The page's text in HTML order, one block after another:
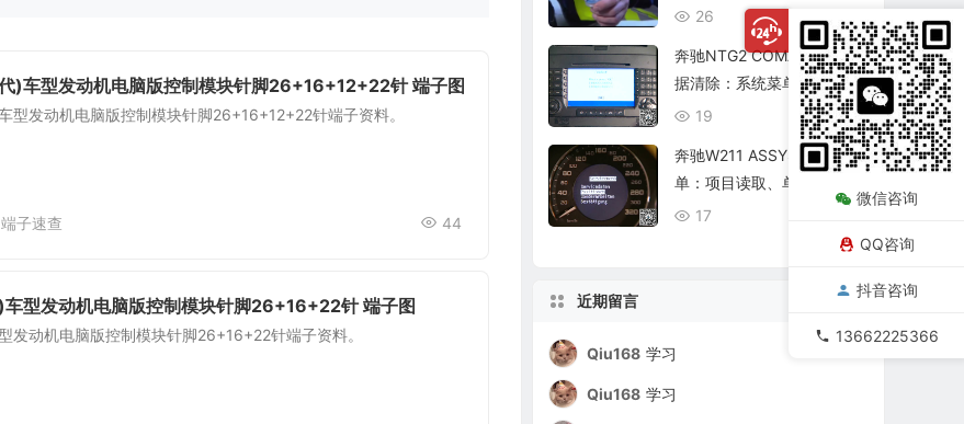
)车型发动机电脑版控制模块针脚26+16+12+22针 端子图
型发动机电脑版控制模块针脚26+16+12+22针端子资料。
44
端子速查
型发动机电脑版控制模块针脚26+16+22针 端子图
发动机电脑版控制模块针脚26+16+22针端子资料。
复查
08/06
26
奔驰NTG2 COMAND个人数
据清除：系统菜单、恢复出
厂与结果确认
08/06
19
奔驰W211 ASSYST保养菜
单：项目读取、单项确认与
复位核查
17
近期留言
Qiu168 学习
Qiu168 学习
微信咨询
QQ咨询
抖音咨询
13662225366